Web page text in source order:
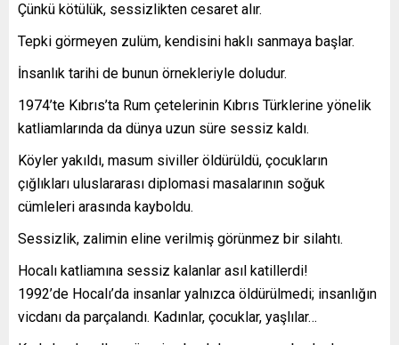
Çünkü kötülük, sessizlikten cesaret alır.
Tepki görmeyen zulüm, kendisini haklı sanmaya başlar.
İnsanlık tarihi de bunun örnekleriyle doludur.
1974’te Kıbrıs’ta Rum çetelerinin Kıbrıs Türklerine yönelik
katliamlarında da dünya uzun süre sessiz kaldı.
Köyler yakıldı, masum siviller öldürüldü, çocukların
çığlıkları uluslararası diplomasi masalarının soğuk
cümleleri arasında kayboldu.
Sessizlik, zalimin eline verilmiş görünmez bir silahtı.
Hocalı katliamına sessiz kalanlar asıl katillerdi!
1992’de Hocalı’da insanlar yalnızca öldürülmedi; insanlığın
vicdanı da parçalandı. Kadınlar, çocuklar, yaşlılar…